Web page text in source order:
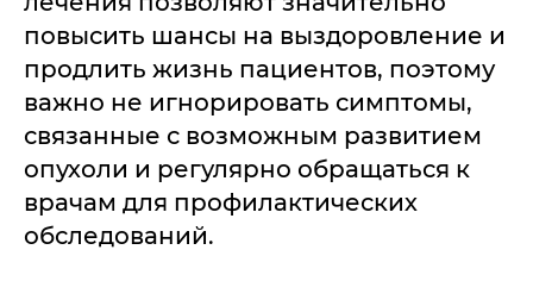
повысить шансы на выздоровление и
продлить жизнь пациентов, поэтому
важно не игнорировать симптомы,
связанные с возможным развитием
опухоли и регулярно обращаться к
врачам для профилактических
обследований.